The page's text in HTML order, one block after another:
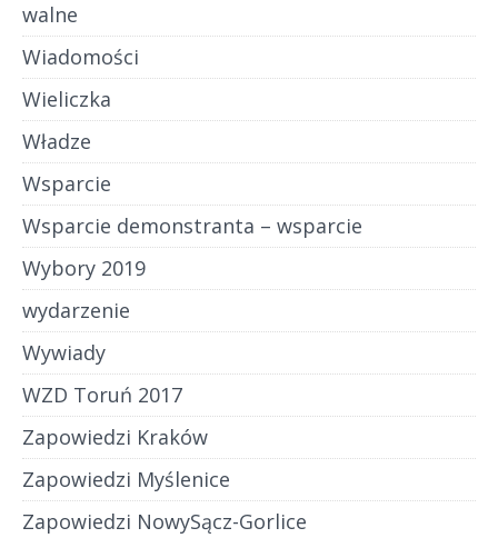
walne
Wiadomości
Wieliczka
Władze
Wsparcie
Wsparcie demonstranta – wsparcie
Wybory 2019
wydarzenie
Wywiady
WZD Toruń 2017
Zapowiedzi Kraków
Zapowiedzi Myślenice
Zapowiedzi NowySącz-Gorlice